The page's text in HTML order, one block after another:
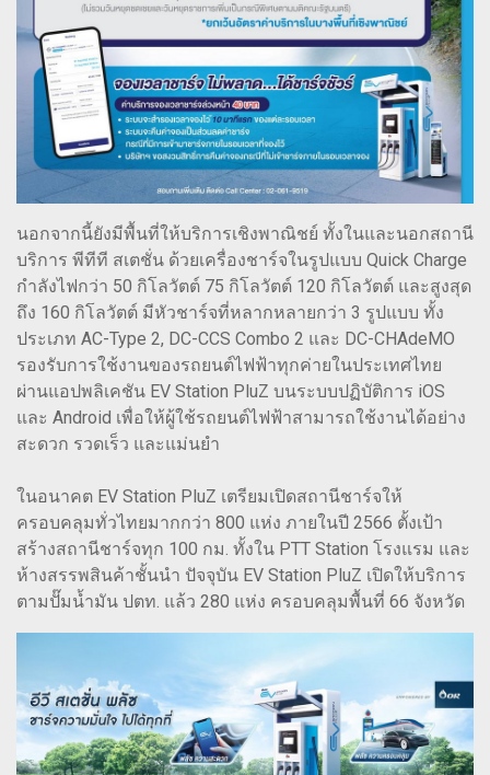
นอกจากนี้ยังมีพื้นที่ให้บริการเชิงพาณิชย์ ทั้งในและนอกสถานี
บริการ พีทีที สเตชั่น ด้วยเครื่องชาร์จในรูปแบบ Quick Charge
กำลังไฟกว่า 50 กิโลวัตต์ 75 กิโลวัตต์ 120 กิโลวัตต์ และสูงสุด
ถึง 160 กิโลวัตต์ มีหัวชาร์จที่หลากหลายกว่า 3 รูปแบบ ทั้ง
ประเภท AC-Type 2, DC-CCS Combo 2 และ DC-CHAdeMO
รองรับการใช้งานของรถยนต์ไฟฟ้าทุกค่ายในประเทศไทย
ผ่านแอปพลิเคชัน EV Station PluZ บนระบบปฏิบัติการ iOS
และ Android เพื่อให้ผู้ใช้รถยนต์ไฟฟ้าสามารถใช้งานได้อย่าง
สะดวก รวดเร็ว และแม่นยำ
ในอนาคต EV Station PluZ เตรียมเปิดสถานีชาร์จให้
ครอบคลุมทั่วไทยมากกว่า 800 แห่ง ภายในปี 2566 ตั้งเป้า
สร้างสถานีชาร์จทุก 100 กม. ทั้งใน PTT Station โรงแรม และ
ห้างสรรพสินค้าชั้นนำ ปัจจุบัน EV Station PluZ เปิดให้บริการ
ตามปั๊มน้ำมัน ปตท. แล้ว 280 แห่ง ครอบคลุมพื้นที่ 66 จังหวัด